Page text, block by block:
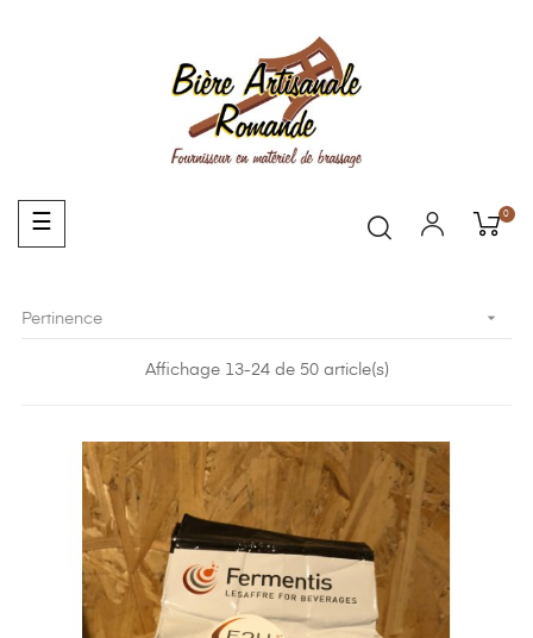
Basculer
la
☰ 0
Pertinence 
Affichage 13-24 de 50 article(s)